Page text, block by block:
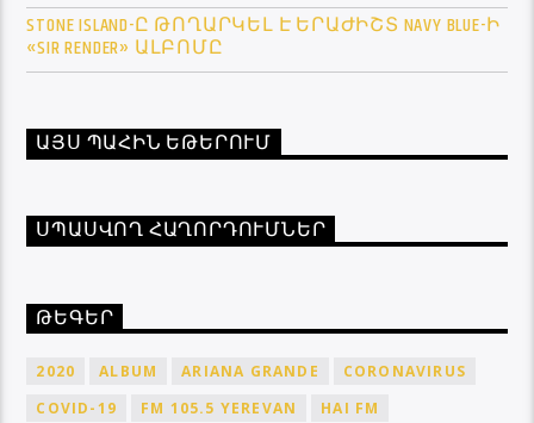
STONE ISLAND-Ը ԹՈՂԱՐԿԵԼ Է ԵՐԱԺԻՇՏ NAVY BLUE-Ի
«SIR RENDER» ԱԼԲՈՄԸ
ԱՅՍ ՊԱՀԻՆ ԵԹԵՐՈՒՄ
ՍՊԱՍՎՈՂ ՀԱՂՈՐԴՈՒՄՆԵՐ
ԹԵԳԵՐ
2020 ALBUM ARIANA GRANDE
CORONAVIRUS
COVID-19
FM 105.5 YEREVAN
HAI FM